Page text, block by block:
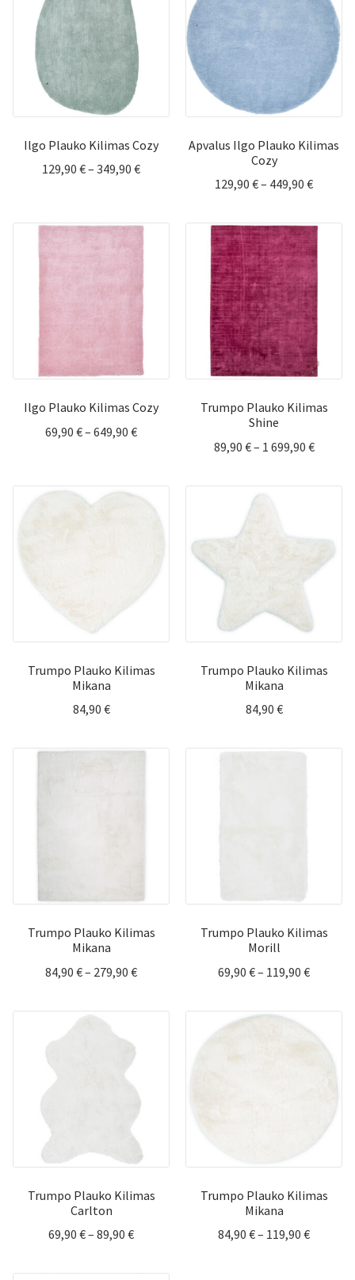
Ilgo Plauko Kilimas Cozy
129,90 €– 349,90 €Price
through
Apvalus Ilgo Plauko Kilimas
Cozy
129,90 €– 449,90 €Price
129,90 €
449,90 €
Ilgo Plauko Kilimas Cozy
69,90 €– 649,90 €Price
through
649,90 €
Trumpo Plauko Kilimas
Shine
89,90 €– 1 699,90 €Price
89,90 €
699,90
Trumpo Plauko Kilimas
Mikana
84,90 €
Trumpo Plauko Kilimas
Mikana
84,90 €
Trumpo Plauko Kilimas
Mikana
84,90 €– 279,90 €Price
84,90 €
Trumpo Plauko Kilimas
Morill
69,90 €– 119,90 €Price
69,90 €
through
119,90 €
Trumpo Plauko Kilimas
Carlton
69,90 €– 89,90 €Price
69,90 €
Trumpo Plauko Kilimas
Mikana
84,90 €– 119,90 €Price